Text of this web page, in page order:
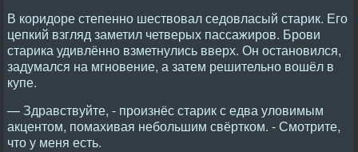
В коридоре степенно шествовал седовласый старик. Его
цепкий взгляд заметил четверых пассажиров. Брови
старика удивлённо взметнулись вверх. Он остановился,
задумался на мгновение, а затем решительно вошёл в
купе.
— Здравствуйте, - произнёс старик с едва уловимым
акцентом, помахивая небольшим свёртком. - Смотрите,
что у меня есть.